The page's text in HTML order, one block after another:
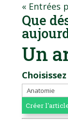
« Entrées
Que
Un